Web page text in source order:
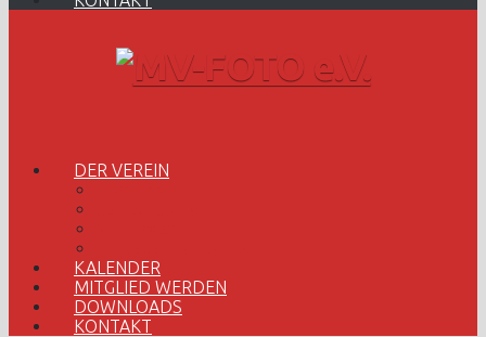
DER VEREIN
KALENDER
MITGLIED WERDEN
DOWNLOADS
KONTAKT